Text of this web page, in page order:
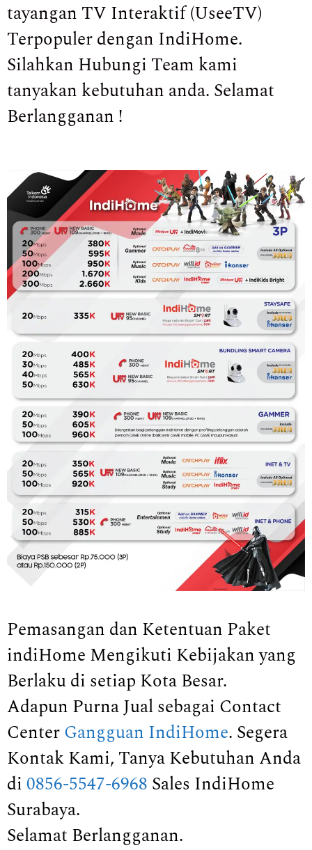
tayangan TV Interaktif (UseeTV)
Terpopuler dengan IndiHome.
Silahkan Hubungi Team kami
tanyakan kebutuhan anda. Selamat
Berlangganan !
Pemasangan dan Ketentuan Paket
indiHome Mengikuti Kebijakan yang
Berlaku di setiap Kota Besar.
Adapun Purna Jual sebagai Contact
CenterGangguan IndiHome. Segera
Kontak Kami, Tanya Kebutuhan Anda
di0856-5547-6968 Sales IndiHome
Surabaya.
Selamat Berlangganan.